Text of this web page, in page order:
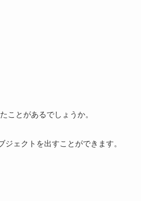
ことがあるでしょうか。
ェクトを出すことができます。